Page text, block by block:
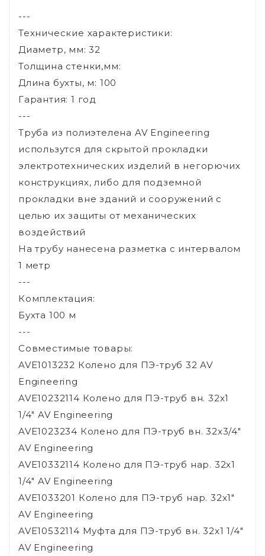
---
Технические характеристики:
Диаметр, мм: 32
Толщина стенки,мм:
Длина бухты, м: 100
Гарантия: 1 год
---
Труба из полиэтелена AV Engineering
использутся для скрытой прокладки
электротехнических изделий в негорючих
конструкциях, либо для подземной
прокладки вне зданий и сооружений с
целью их защиты от механических
воздействий
На трубу нанесена разметка с интервалом
1 метр
---
Комплектация:
Бухта 100 м
---
Совместимые товары:
AVE1013232 Колено для ПЭ-труб 32 AV
Engineering
AVE10232114 Колено для ПЭ-труб вн. 32x1
1/4" AV Engineering
AVE1023234 Колено для ПЭ-труб вн. 32x3/4"
AV Engineering
AVE10332114 Колено для ПЭ-труб нар. 32x1
1/4" AV Engineering
AVE1033201 Колено для ПЭ-труб нар. 32x1"
AV Engineering
AVE10532114 Муфта для ПЭ-труб вн. 32x1 1/4"
AV Engineering